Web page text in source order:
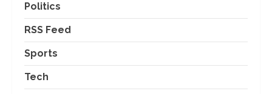
Politics
RSS Feed
Sports
Tech